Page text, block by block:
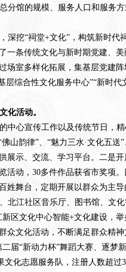
分馆的规模、服务人口和服务
深挖“祠堂+文化”，构筑新时代
一条传统文化与新时期党建、
场室多样化拓展，集基层党建
层综合性文化服务中心”“新时
化活动。
中心宣传工作以及传统节日，
佛山韵律”、“魅力三水·文化五
展示、交流、学习平台。二是
活动，30多件作品获省市奖项
姓舞台，定期开展以群众为主
北江社区音乐厅、图书馆、文
区文化中心智能+文化建设，
众文化活动，不断满足群众精
届“新动力杯”舞蹈大赛、逐
化志愿服务队， 注册人数超过